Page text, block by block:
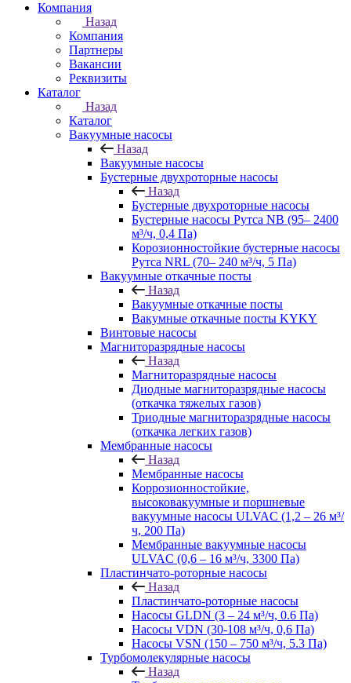
Компания
Назад
Компания
Партнеры
Вакансии
Реквизиты
Каталог
Назад
Каталог
Вакуумные насосы
Назад
Вакуумные насосы
Бустерные двухроторные насосы
Назад
Бустерные двухроторные насосы
Бустерные насосы Рутса NB (95– 2400
м³/ч, 0,4 Па)
Корозионностойкие бустерные насосы
Рутса NRL (70– 240 м³/ч, 5 Па)
Вакуумные откачные посты
Назад
Вакуумные откачные посты
Вакумные откачные посты KYKY
Винтовые насосы
Магниторазрядные насосы
Назад
Магниторазрядные насосы
Диодные магниторазрядные насосы
(откачка тяжелых газов)
Триодные магниторазрядные насосы
(откачка легких газов)
Мембранные насосы
Назад
Мембранные насосы
Коррозионностойкие,
высоковакуумные и поршневые
вакуумные насосы ULVAC (1,2 – 26 м³/
ч, 200 Па)
Мембранные вакуумные насосы
ULVAC (0,6 – 16 м³/ч, 3300 Па)
Пластинчато-роторные насосы
Назад
Пластинчато-роторные насосы
Насосы GLDN (3 – 24 м³/ч, 0.6 Па)
Насосы VDN (30-108 м³/ч, 0,6 Па)
Насосы VSN (150 – 750 м³/ч, 5.3 Па)
Турбомолекулярные насосы
Назад